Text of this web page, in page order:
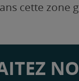
cette zone